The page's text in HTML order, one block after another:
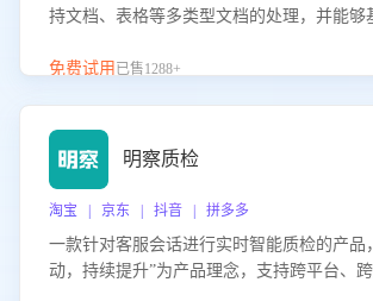
持文档、表格等多类型文档的处理，并能够
识支持，帮助用户高效管理和利用知识资源
免费试用 已售1288+
明察质检
淘宝 | 京东 | 抖音 | 拼多多
一款针对客服会话进行实时智能质检的产品
动，持续提升”为产品理念，支持跨平台、